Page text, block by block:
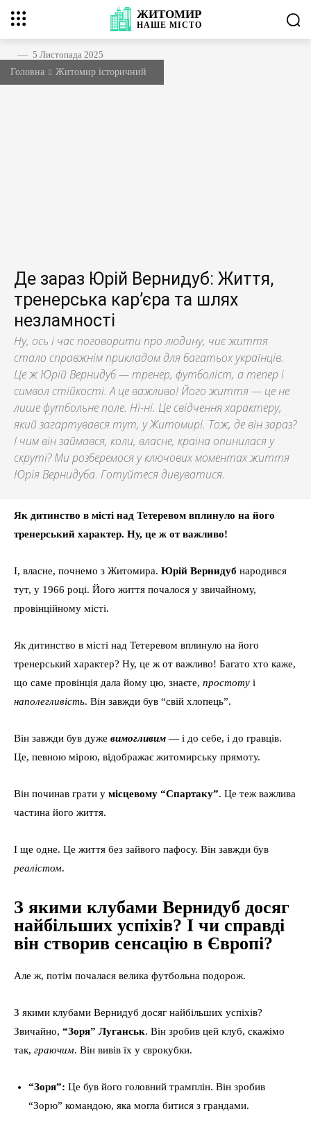
ЖИТОМИР
НАШЕМІСТО
5 Листопада 2025
Головна
Житомир історичний
Де зараз Юрій Вернидуб: Життя,
тренерська кар’єра та шлях
незламності
Ну, ось і час поговорити про людину, чиє життя
стало справжнім прикладом для багатьох українців.
Це ж Юрій Вернидуб — тренер, футболіст, а тепер і
символ стійкості. А це важливо! Його життя — це не
лише футбольне поле. Ні-ні. Це свідчення характеру,
який загартувався тут, у Житомирі. Тож, де він зараз?
І чим він займався, коли, власне, країна опинилася у
скруті? Ми розберемося у ключових моментах життя
Юрія Вернидуба. Готуйтеся дивуватися.
Як дитинство в місті над Тетеревом вплинуло на його
тренерський характер. Ну, це ж от важливо!
І, власне, почнемо з Житомира. Юрій Вернидуб народився
тут, у 1966 році. Його життя почалося у звичайному,
провінційному місті.
Як дитинство в місті над Тетеревом вплинуло на його
тренерський характер? Ну, це ж от важливо! Багато хто каже,
що саме провінція дала йому цю, знаєте, простоту і
наполегливість. Він завжди був “свій хлопець”.
Він завжди був дуже вимогливим — і до себе, і до гравців.
Це, певною мірою, відображає житомирську прямоту.
Він починав грати у місцевому “Спартаку”. Це теж важлива
частина його життя.
І ще одне. Це життя без зайвого пафосу. Він завжди був
реалістом.
З якими клубами Вернидуб досяг
найбільших успіхів? І чи справді
він створив сенсацію в Європі?
Але ж, потім почалася велика футбольна подорож.
З якими клубами Вернидуб досяг найбільших успіхів?
Звичайно, “Зоря” Луганськ. Він зробив цей клуб, скажімо
так, граючим. Він вивів їх у єврокубки.
“Зоря”: Це був його головний трамплін. Він зробив
“Зорю” командою, яка могла битися з грандами.